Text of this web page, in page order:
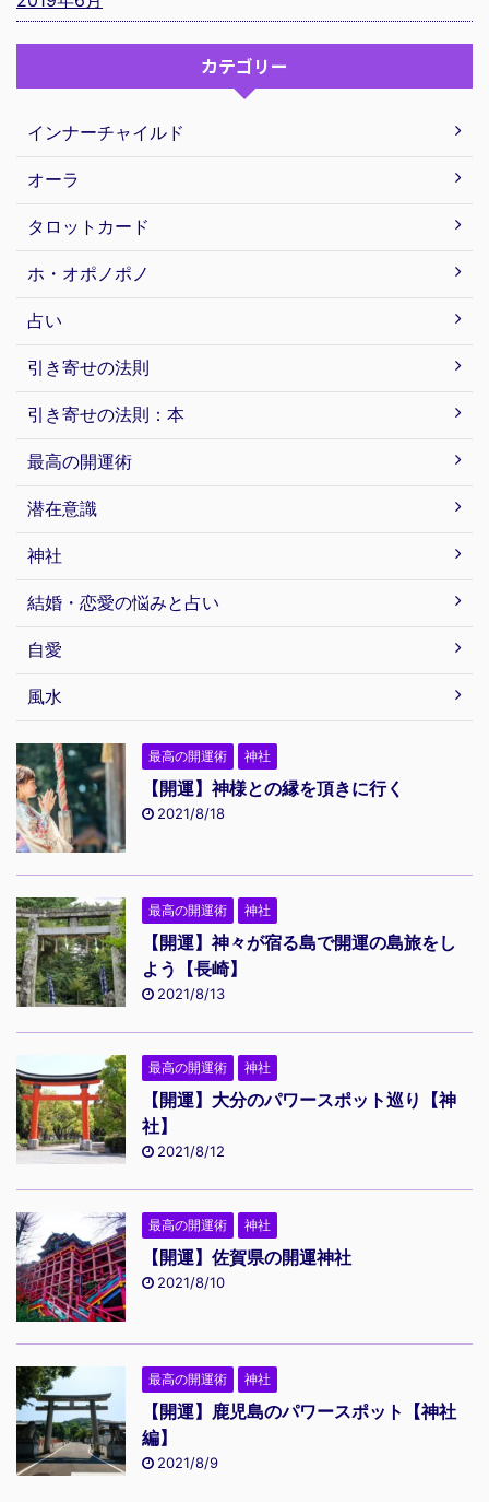
カテゴリー
インナーチャイルド
オーラ
タロットカード
ホ・オポノポノ
占い
引き寄せの法則
引き寄せの法則：本
最高の開運術
潜在意識
神社
結婚・恋愛の悩みと占い
自愛
風水
最高の開運術 神社
【開運】神様との縁を頂きに行く
2021/8/18
最高の開運術 神社
【開運】神々が宿る島で開運の島旅をし
よう【長崎】
2021/8/13
最高の開運術 神社
【開運】大分のパワースポット巡り【神
社】
2021/8/12
最高の開運術 神社
【開運】佐賀県の開運神社
2021/8/10
最高の開運術 神社
【開運】鹿児島のパワースポット【神社
編】
2021/8/9